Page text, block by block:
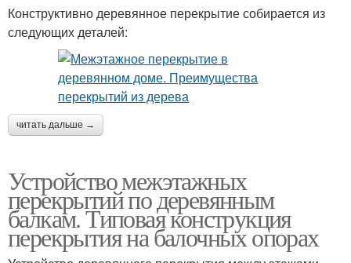
Конструктивно деревянное перекрытие собирается из
следующих деталей:
читать дальше →
Устройство межэтажных
перекрытий по деревянным
балкам. Типовая конструкция
перекрытия на балочных опорах